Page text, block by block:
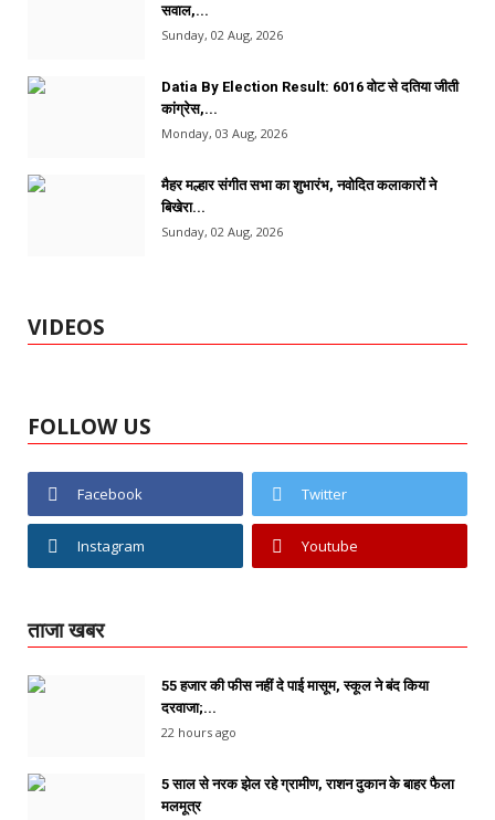
सवाल,...
Sunday, 02 Aug, 2026
Datia By Election Result: 6016 वोट से दतिया जीती
कांग्रेस,...
Monday, 03 Aug, 2026
मैहर मल्हार संगीत सभा का शुभारंभ, नवोदित कलाकारों ने
बिखेरा...
Sunday, 02 Aug, 2026
VIDEOS
FOLLOW US
Facebook Twitter
Instagram Youtube
ताजा खबर
55 हजार की फीस नहीं दे पाई मासूम, स्कूल ने बंद किया
दरवाजा;...
22 hours ago
5 साल से नरक झेल रहे ग्रामीण, राशन दुकान के बाहर फैला
मलमूत्र